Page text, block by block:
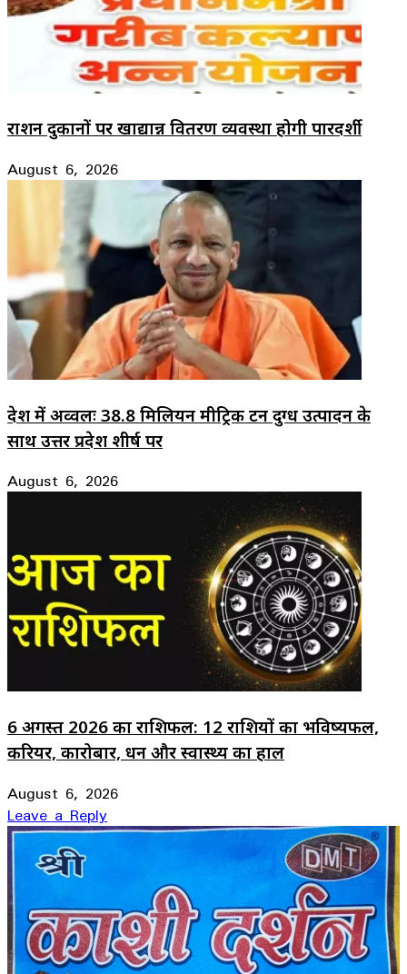
राशन दुकानों पर खाद्यान्न वितरण व्यवस्था होगी पारदर्शी
August 6, 2026
देश में अव्वलः 38.8 मिलियन मीट्रिक टन दुग्ध उत्पादन के
साथ उत्तर प्रदेश शीर्ष पर
August 6, 2026
6 अगस्त 2026 का राशिफल: 12 राशियों का भविष्यफल,
करियर, कारोबार, धन और स्वास्थ्य का हाल
August 6, 2026
Leave a Reply